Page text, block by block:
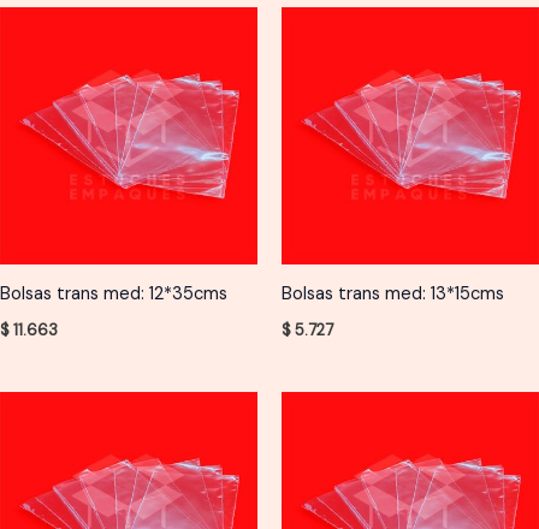
Bolsas trans med: 12*35cms
$11.663
Bolsas trans med: 13*15cms
$5.727